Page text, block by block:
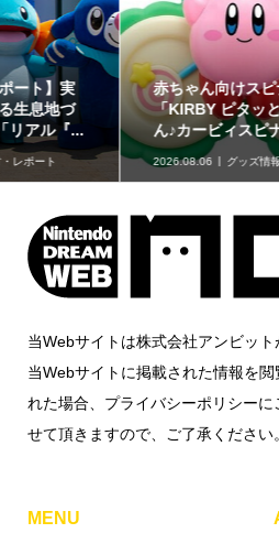
どうぶつたちと楽しむ12
色のコスメ「ポンデクル
ール どうぶつの森 マル...
2026.08.06 グッズ情報
当Webサイトは株式会社アンビット
当Webサイトに掲載された情報を
れた場合、プライバシーポリシーに
せて頂きますので、ご了承ください。
MENU